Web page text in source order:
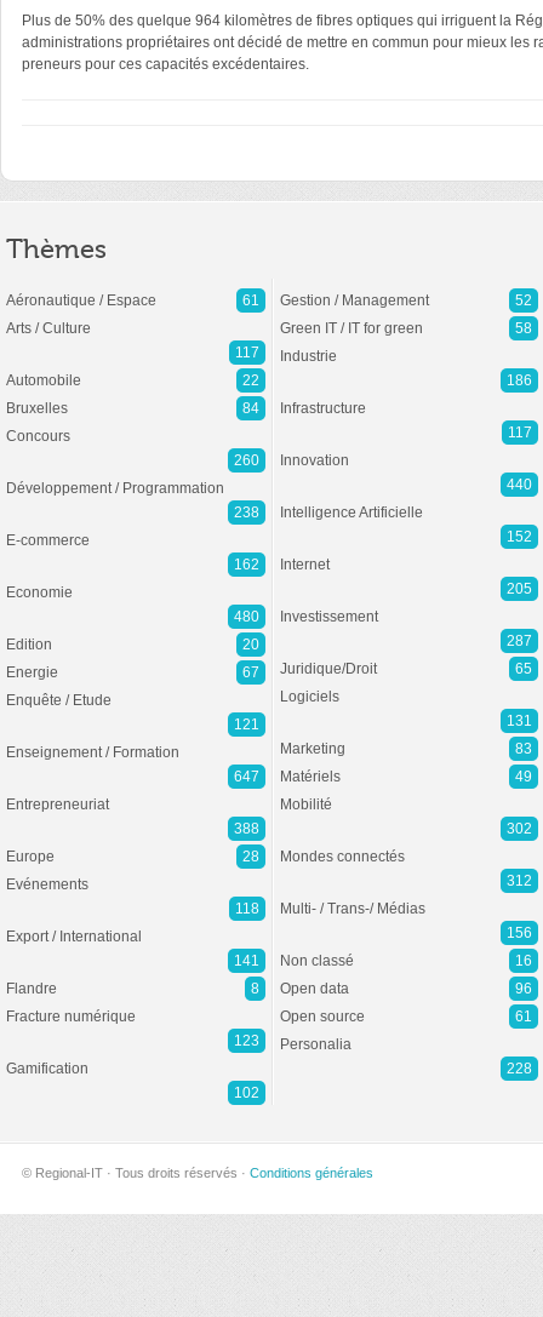
Plus de 50% des quelque 964 kilomètres de fibres optiques qui irriguent la
administrations propriétaires ont décidé de mettre en commun pour mieux les
preneurs pour ces capacités excédentaires.
Thèmes
Aéronautique / Espace
61
Arts / Culture
117
Automobile
22
Bruxelles
84
Concours
260
Développement / Programmation
238
E-commerce
162
Economie
480
Edition
20
Energie
67
Enquête / Etude
121
Enseignement / Formation
647
Entrepreneuriat
388
Europe
28
Evénements
118
Export / International
141
Flandre
8
Fracture numérique
123
Gamification
102
Gestion / Management
52
Green IT / IT for green
58
Industrie
186
Infrastructure
117
Innovation
440
Intelligence Artificielle
152
Internet
205
Investissement
287
Juridique/Droit
65
Logiciels
131
Marketing
83
Matériels
49
Mobilité
302
Mondes connectés
312
Multi- / Trans-/ Médias
156
Non classé
16
Open data
96
Open source
61
Personalia
228
© Regional-IT · Tous droits réservés · Conditions générales